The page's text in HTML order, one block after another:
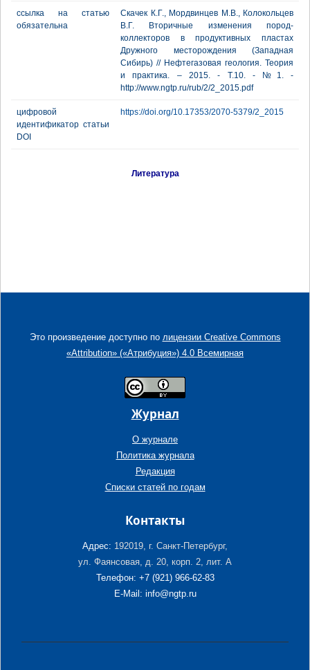
ссылка на статью
обязательна
Скачек К.Г., Мордвинцев М.В., Колокольцев
В.Г. Вторичные изменения пород-
коллекторов в продуктивных пластах
Дружного месторождения (Западная
Сибирь) // Нефтегазовая геология. Теория
и практика. – 2015. - Т.10. - №1. -
http://www.ngtp.ru/rub/2/2_2015.pdf
цифровой
идентификатор статьи
DOI
https://doi.org/10.17353/2070-5379/2_2015
Литература
Это произведение доступно по лицензии Creative Commons
«Attribution» («Атрибуция») 4.0 Всемирная
Журнал
О журнале
Политика журнала
Редакция
Списки статей по годам
Контакты
Адрес: 192019, г. Санкт-Петербург,
ул. Фаянсовая, д. 20, корп. 2, лит. А
Телефон: +7 (921) 966-62-83
E-Mail: info@ngtp.ru